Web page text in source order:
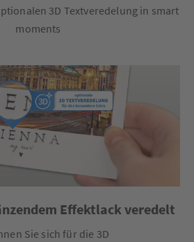
3D Textveredelung in smart
moments
Effektlack veredelt
Sie sich für die 3D